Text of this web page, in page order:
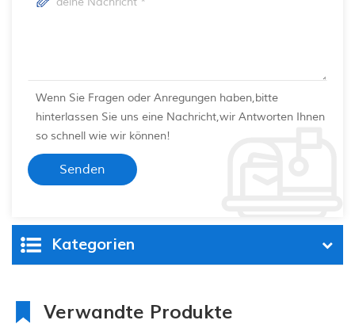
Wenn Sie Fragen oder Anregungen haben,bitte
hinterlassen Sie uns eine Nachricht,wir Antworten Ihnen
so schnell wie wir können!
Kategorien
Verwandte Produkte